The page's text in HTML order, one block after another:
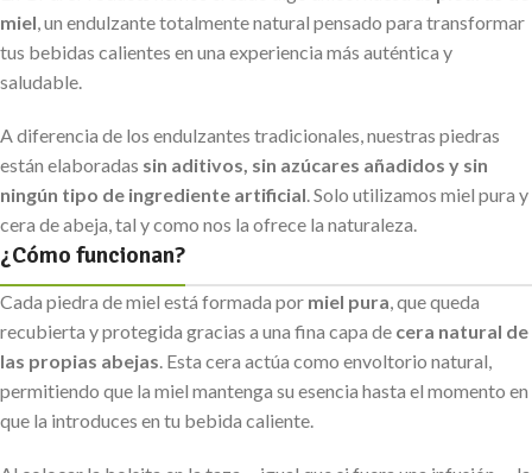
miel, un endulzante totalmente natural pensado para transformar
tus bebidas calientes en una experiencia más auténtica y
saludable.
A diferencia de los endulzantes tradicionales, nuestras piedras
están elaboradas sin aditivos, sin azúcares añadidos y sin
ningún tipo de ingrediente artificial. Solo utilizamos miel pura y
cera de abeja, tal y como nos la ofrece la naturaleza.
¿Cómo funcionan?
Cada piedra de miel está formada por miel pura, que queda
recubierta y protegida gracias a una fina capa de cera natural de
las propias abejas. Esta cera actúa como envoltorio natural,
permitiendo que la miel mantenga su esencia hasta el momento en
que la introduces en tu bebida caliente.